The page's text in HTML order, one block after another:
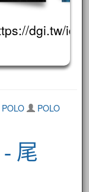
dgi.tw/id/
POLO POLO
尾